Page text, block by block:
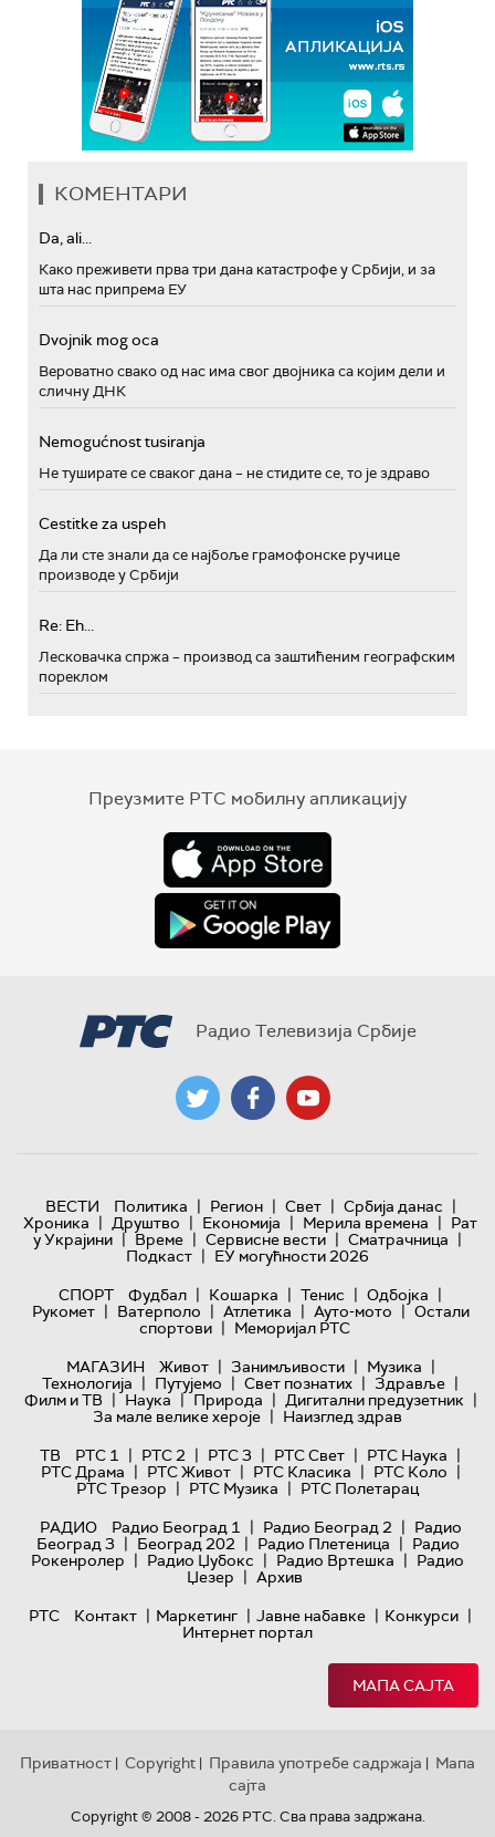
КОМЕНТАРИ
Da, ali...
Како преживети прва три дана катастрофе у Србији, и за
шта нас припрема ЕУ
Dvojnik mog oca
Вероватно свако од нас има свог двојника са којим дели и
сличну ДНК
Nemogućnost tusiranja
Не туширате се сваког дана – не стидите се, то је здраво
Cestitke za uspeh
Да ли сте знали да се најбоље грамофонске ручице
производе у Србији
Re: Eh...
Лесковачка спржа – производ са заштићеним географским
пореклом
Преузмите РТС мобилну апликацију
Радио Телевизија Србије
ВЕСТИ Политика | Регион | Свет | Србија данас |
Хроника | Друштво | Економија | Мерила времена | Рат
у Украјини | Време | Сервисне вести | Сматрачница |
Подкаст | ЕУ могућности 2026
СПОРТ
Фудбал | Кошарка | Тенис | Одбојка |
Рукомет | Ватерполо | Атлетика | Ауто-мото | Остали
спортови | Меморијал РТС
МАГАЗИН
Живот | Занимљивости | Музика |
Технологијa | Путујемо | Свет познатих | Здравље |
Филм и ТВ | Наука | Природа | Дигитални предузетник |
За мале велике хероје | Наизглед здрав
ТВ
РТС 1 | РТС 2 | РТС 3 | РТС Свет | РТС Наука |
РТС Драма | РТС Живот | РТС Класика | РТС Коло |
РТС Трезор | РТС Музика | РТС Полетарац
РАДИО
Радио Београд 1 | Радио Београд 2 | Радио
Београд 3 | Београд 202 | Радио Плетеница | Радио
Рокенролер | Радио Џубокс | Радио Вртешка | Радио
Џезер | Архив
РТС
Контакт | Маркетинг | Јавне набавке | Конкурси |
Интернет портал
МАПА САЈТА
Приватност | Copyright | Правила употребе садржаја | Мапа
сајта
Copyright © 2008 - 2026 РТС. Сва права задржана.